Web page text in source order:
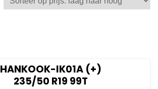
laag
HANKOOK-IK01A (+)
235/50 R19 99T